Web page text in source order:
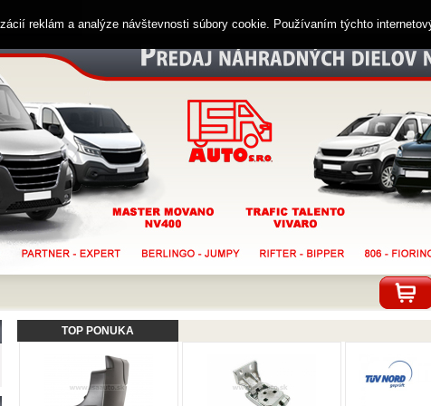
TOP PONUKA
reklám a analýze návštevnosti súbory cookie. Používaním týchto